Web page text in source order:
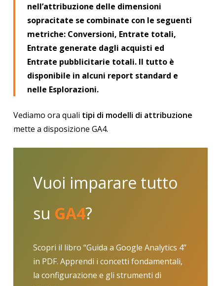
nell’attribuzione delle dimensioni
sopracitate se combinate con le seguenti
metriche: Conversioni, Entrate totali,
Entrate generate dagli acquisti ed
Entrate pubblicitarie totali. Il tutto è
disponibile in alcuni report standard e
nelle Esplorazioni.
Vediamo ora quali tipi di modelli di attribuzione
mette a disposizione GA4.
Vuoi imparare tutto
su GA4?
Scopri il libro “Guida a Google Analytics 4”
in PDF. Apprendi i concetti fondamentali,
la configurazione e gli strumenti di